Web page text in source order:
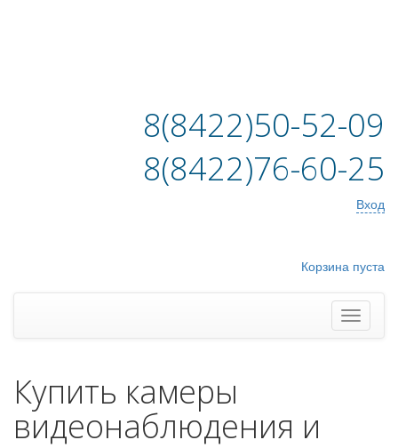
8(8422)50-52-09
8(8422)76-60-25
Вход
Корзина пуста
Купить камеры
видеонаблюдения и